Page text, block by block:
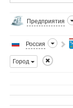
Предприятия
Россия
Город